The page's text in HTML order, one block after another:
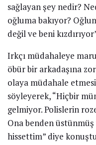
sağlayan şey nedir?
oğluma bakıyor?
değil ve beni
Irkçı müdahaleye
öbür bir arkadaşına
olaya müdahale
söyleyerek, “Hiçbir
gelmiyor. Polislerin
Ona benden üstünmüş
hissettim” diye